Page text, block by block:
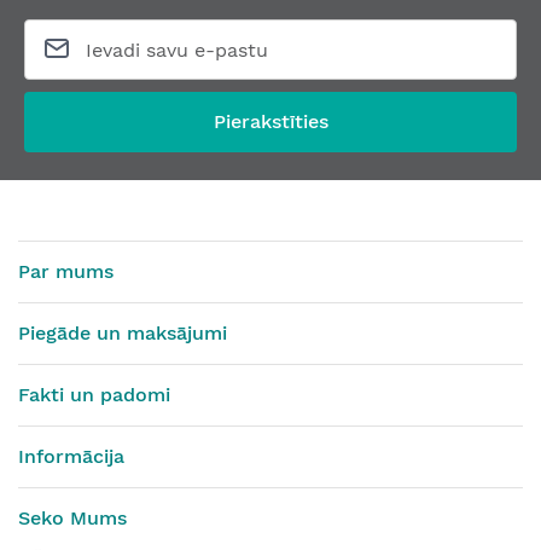
Apaļa profila duškabīnes stabilizācijas stienis 1250 mm -
No 80,68 €
Pierakstīties
Par mums
Piegāde un maksājumi
Fakti un padomi
Informācija
Seko Mums